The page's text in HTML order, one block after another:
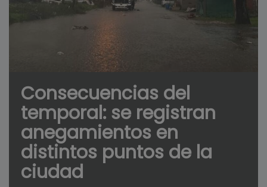
Consecuencias del
temporal: se registran
anegamientos en
distintos puntos de la
ciudad